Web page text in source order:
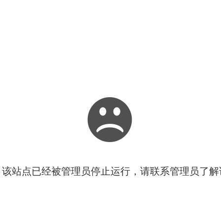
站点已经被管理员停止运行，请联系管理员了